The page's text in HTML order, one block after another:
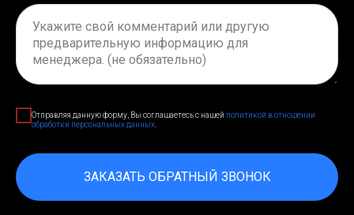
Отправляя данную форму, Вы соглашаетесь с нашей политикой в отношении
обработки персональных данных
ЗАКАЗАТЬ ОБРАТНЫЙ ЗВОНОК